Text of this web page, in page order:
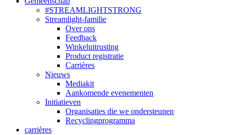
#STREAMLIGHTSTRONG
Streamlight-familie
Over ons
Feedback
Winkeluitrusting
Product registratie
Carrières
Nieuws
Mediakit
Aankomende evenementen
Initiatieven
Organisaties die we ondersteunen
Recyclingprogramma
carrières